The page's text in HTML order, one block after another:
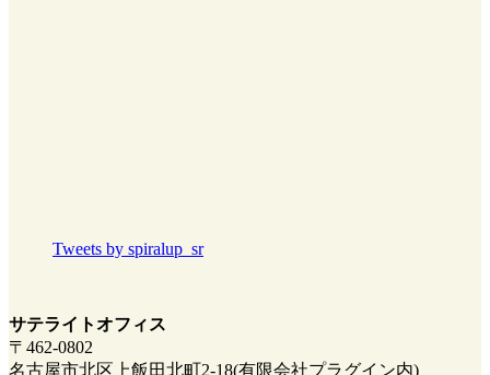
Tweets by spiralup_sr
サテライトオフィス
〒462-0802
名古屋市北区上飯田北町2-18(有限会社プラグイン内)